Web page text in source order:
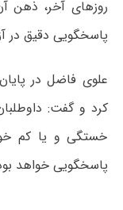
روزهای آخر، ذهن
پاسخگویی دقیق در
علوی فاضل در
کرد و گفت:
خستگی و یا کم
پاسخگویی خواهد